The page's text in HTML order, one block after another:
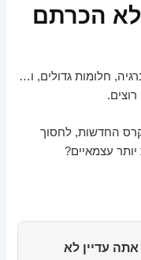
הכרתם
אנרגיה, חלומות גדולים, ו…
החדשות, לחסוך
יותר עצמאיים?
עדיין לא